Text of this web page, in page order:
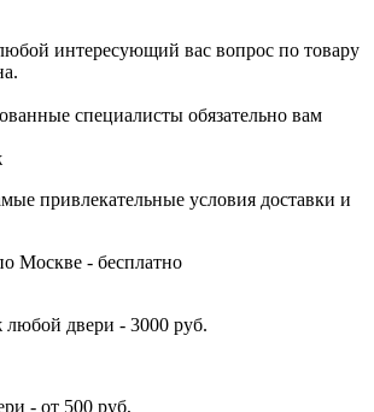
интересующий вас вопрос по товару
специалисты обязательно вам
привлекательные условия доставки и
Москве - бесплатно
двери - 3000 руб.
- от 500 руб,